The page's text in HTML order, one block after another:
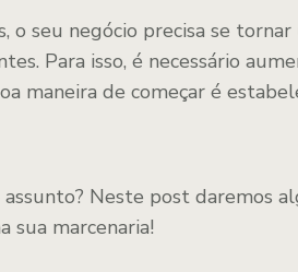
o seu negócio precisa se tornar
Para isso, é necessário
maneira de começar é
Neste post daremos
sua marcenaria!